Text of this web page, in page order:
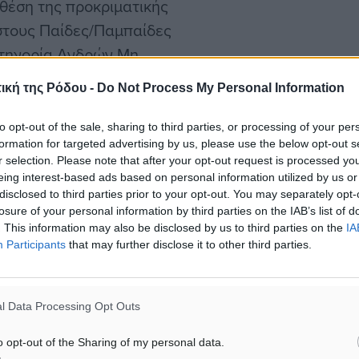
της Ρόδου - Do Not Process My Personal Information
opt-out of the sale, sharing to third parties, or processing of your
for targeted advertising by us, please use the below opt-out
selection. Please note that after your opt-out request is processed
interest-based ads based on personal information utilized by us
to third parties prior to your opt-out. You may separately
of your personal information by third parties on the IAB’s list of
This information may also be disclosed by us to third parties on the
Participants that may further disclose it to other third parties.
Data Processing Opt Outs
opt-out of the Sharing of my personal data.
της προκριματικής
Παίδες/Παμπαίδες
Ανδρών Μη
εισιτήριο για την
στην Πλατεία
την κατηγορία Ανδρών/
Παμπαίδων και 4 ομάδες
που θα ανοίξουν για
των αγώνων θα
ενδιαφέρον
νικητής
Team, επικρατώντας
Η οργανωτική